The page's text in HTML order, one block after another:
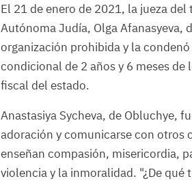
El 21 de enero de 2021, la jueza
Autónoma Judía, Olga Afanasyeva,
organización prohibida y la
condicional de 2 años y 6 meses
fiscal del estado.
Anastasiya Sycheva, de Obluchye,
adoración y comunicarse con otros
enseñan compasión, misericordia,
violencia y la inmoralidad. "¿De